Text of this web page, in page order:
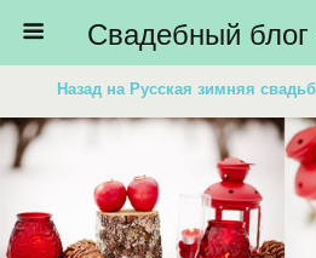
Назад на Русская зимняя